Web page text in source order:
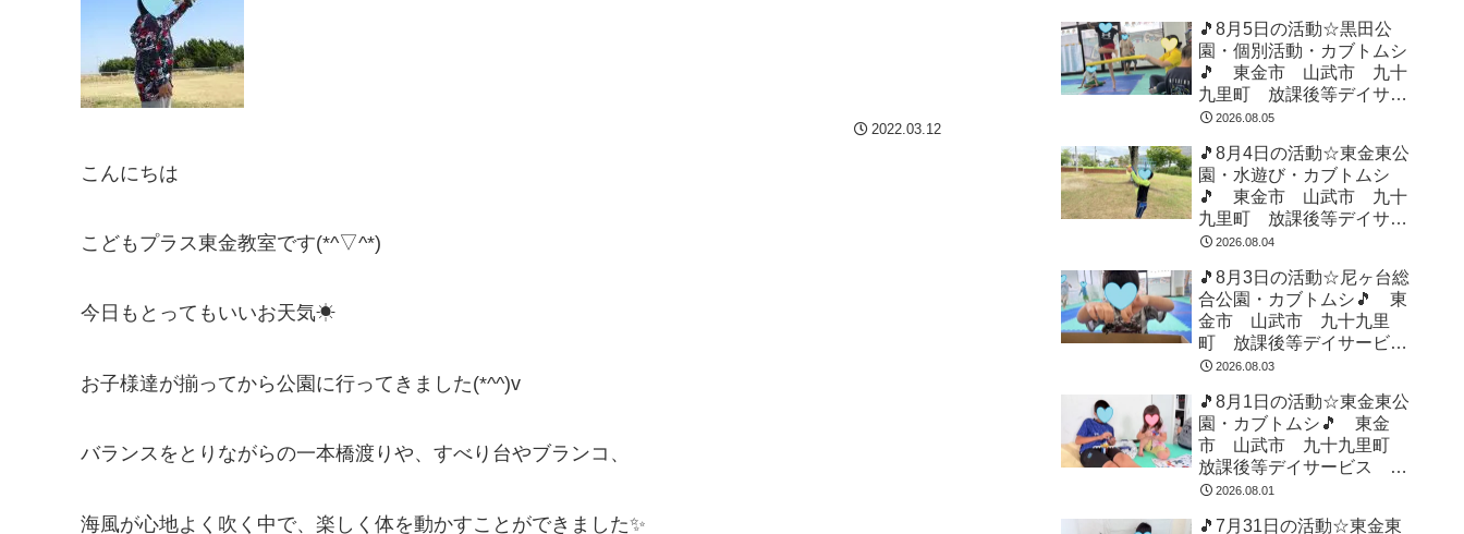
2022.03.12
こんにちは
こどもプラス東金教室です(*^▽^*)
今日もとってもいいお天気☀
お子様達が揃ってから公園に行ってきました(*^^)v
バランスをとりながらの一本橋渡りや、すべり台やブランコ、
海風が心地よく吹く中で、楽しく体を動かすことができました✨
🎵8月5日の活動☆黒田公
園・個別活動・カブトムシ
🎵 東金市 山武市 九十
九里町 放課後等デイサー
ビス 児童発達支援 運動
2026.08.05
🎵8月4日の活動☆東金東公
園・水遊び・カブトムシ
🎵 東金市 山武市 九十
九里町 放課後等デイサー
ビス 児童発達支援 運動
2026.08.04
🎵8月3日の活動☆尼ヶ台総
合公園・カブトムシ🎵 東
金市 山武市 九十九里
町 放課後等デイサービ
ス 児童発達支援 運動療
2026.08.03
🎵8月1日の活動☆東金東公
園・カブトムシ🎵 東金
市 山武市 九十九里町
放課後等デイサービス 児
童発達支援 運動療育 教
2026.08.01
🎵7月31日の活動☆東金東